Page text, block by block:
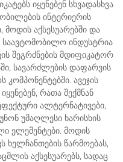
იყენებენ სხვადასხვა
ინტერიერის
მოდის აქსესუარებში და
ინდუსტრია
შეგრძნების მდიფიკატორ
სავარძლების დაფარვის
კომპონენტებში. ავეჯის
რათა შექმნან
ალტერნატივები,
უმაღლესი ხარისხის
ელემენტები. მოდის
ხელჩანთების წარმოებას,
აქსესუარებს, სადაც